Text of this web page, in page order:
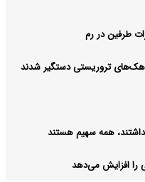
طرفین در رم
همه سهیم هستند
را افزایش می‌دهد